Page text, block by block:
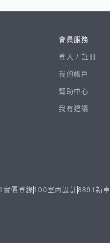
會員服務
登入 / 註冊
我的帳戶
幫助中心
我有建議
實價登錄100室內設計8891新車